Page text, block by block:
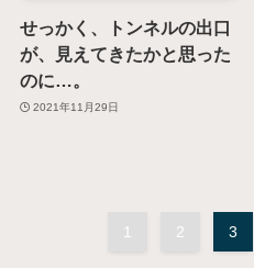
せっかく、トンネルの出口
が、見えてきたかと思った
のに…。
2021年11月29日
1 2 3